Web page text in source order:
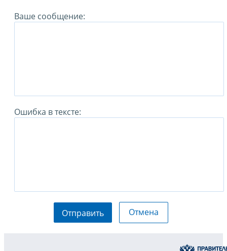
Ваше сообщение:
Ошибка в тексте:
Отправить Отмена